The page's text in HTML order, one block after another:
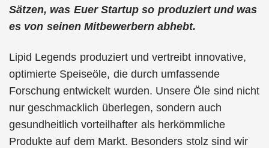
Sätzen, was Euer Startup so produziert und was
es von seinen Mitbewerbern abhebt.
Lipid Legends produziert und vertreibt innovative,
optimierte Speiseöle, die durch umfassende
Forschung entwickelt wurden. Unsere Öle sind nicht
nur geschmacklich überlegen, sondern auch
gesundheitlich vorteilhafter als herkömmliche
Produkte auf dem Markt. Besonders stolz sind wir